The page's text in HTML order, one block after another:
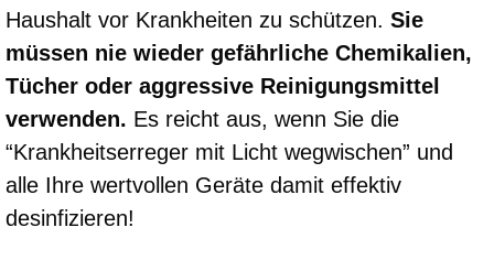
Haushalt vor Krankheiten zu schützen. Sie
müssen nie wieder gefährliche Chemikalien,
Tücher oder aggressive Reinigungsmittel
verwenden. Es reicht aus, wenn Sie die
“Krankheitserreger mit Licht wegwischen” und
alle Ihre wertvollen Geräte damit effektiv
desinfizieren!